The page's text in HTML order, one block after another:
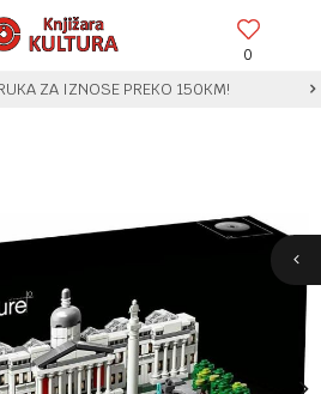
0
ZA IZNOSE PREKO 150KM!